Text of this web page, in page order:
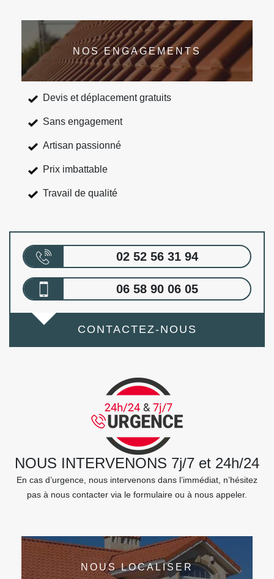
NOS ENGAGEMENTS
Devis et déplacement gratuits
Sans engagement
Artisan passionné
Prix imbattable
Travail de qualité
02 52 56 31 94
06 58 90 06 05
CONTACTEZ-NOUS
NOUS INTERVENONS 7j/7 et 24h/24
En cas d’urgence, nous intervenons dans l’immédiat, n’hésitez
pas à nous contacter via le formulaire ou à nous appeler.
NOUS LOCALISER